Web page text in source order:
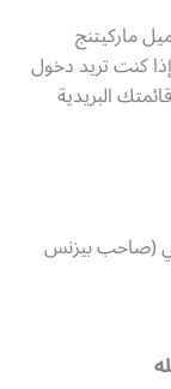
ماركيتنج
كنت تريد دخول
البريدية
(صاحب بيزنس